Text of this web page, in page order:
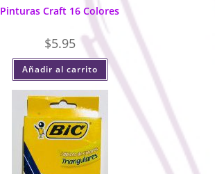
Pinturas Craft 16 Colores
$5.95
Añadir al carrito